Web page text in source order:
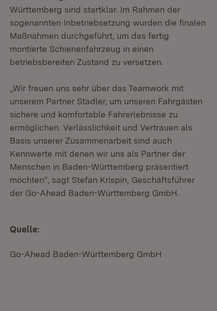
Württemberg sind startklar. Im Rahmen der
sogenannten Inbetriebsetzung wurden die finalen
Maßnahmen durchgeführt, um das fertig
montierte Schienenfahrzeug in einen
betriebsbereiten Zustand zu versetzen.
„Wir freuen uns sehr über das Teamwork mit
unserem Partner Stadler, um unseren Fahrgästen
sichere und komfortable Fahrerlebnisse zu
ermöglichen. Verlässlichkeit und Vertrauen als
Basis unserer Zusammenarbeit sind auch
Kennwerte mit denen wir uns als Partner der
Menschen in Baden-Württemberg präsentiert
möchten“, sagt Stefan Krispin, Geschäftsführer
der Go-Ahead Baden-Württemberg GmbH.
Quelle:
Go-Ahead Baden-Württemberg GmbH